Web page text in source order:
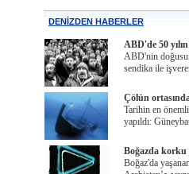
DENİZDEN HABERLER
ABD'de 50
ABD'nin
sendika ile
Çölün
Tarihin en
yapıldı:
Boğazda
Boğaz'da